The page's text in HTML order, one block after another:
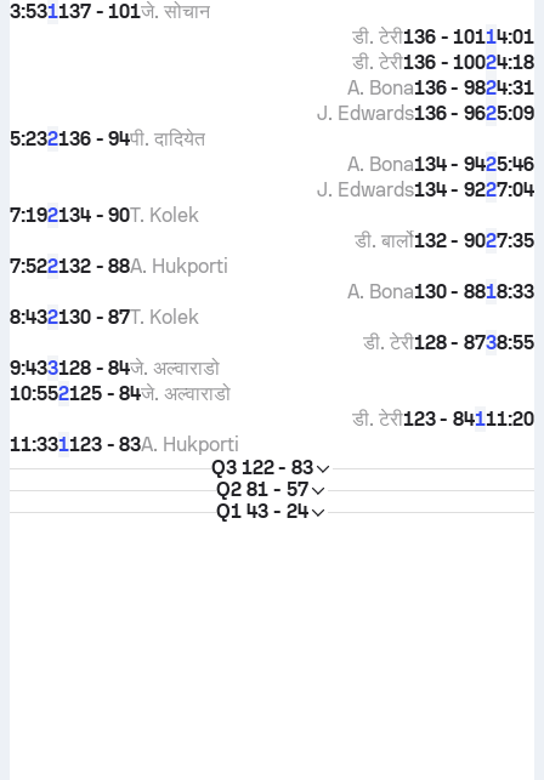
3:531137 - 101जे. सोचान
4:01
1
136 - 101
डी. टेरी
4:18
2
136 - 100
डी. टेरी
4:31
2
136 - 98
A. Bona
5:09
2
136 - 96
J. Edwards
5:232136 - 94पी. दादियेत
5:46
2
134 - 94
A. Bona
7:04
2
134 - 92
J. Edwards
7:192134 - 90T. Kolek
7:35
2
132 - 90
डी. बार्लो
7:522132 - 88A. Hukporti
8:33
1
130 - 88
A. Bona
8:432130 - 87T. Kolek
8:55
3
128 - 87
डी. टेरी
9:433128 - 84जे. अल्वाराडो
10:552125 - 84जे. अल्वाराडो
11:20
1
123 - 84
डी. टेरी
11:331123 - 83A. Hukporti
Q3 122 - 83
Q2 81 - 57
Q1 43 - 24